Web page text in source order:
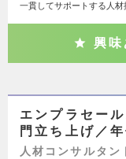
一貫してサポートする人
興味
エンプラセー
門立ち上げ／
人材コンサルタン